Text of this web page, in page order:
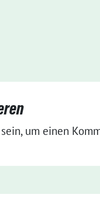
sein, um einen